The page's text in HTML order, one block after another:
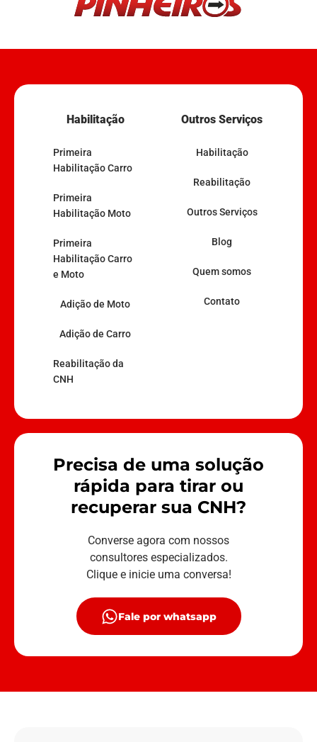
Habilitação
Primeira
Habilitação Carro
Primeira
Habilitação Moto
Primeira
Habilitação Carro
e Moto
Adição de Moto
Adição de Carro
Reabilitação da
CNH
Outros Serviços
Habilitação
Reabilitação
Outros Serviços
Blog
Quem somos
Contato
Precisa de uma solução
rápida para tirar ou
recuperar sua CNH?
Converse agora com nossos
consultores especializados.
Clique e inicie uma conversa!
Fale por whatsapp